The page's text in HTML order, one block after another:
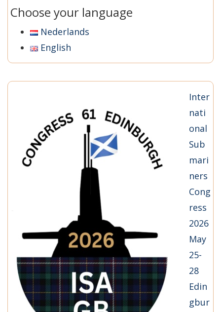
Choose your language
Nederlands
English
Inter
nati
onal
Sub
mari
ners
Cong
ress
2026
May
25-
28
Edin
gbur